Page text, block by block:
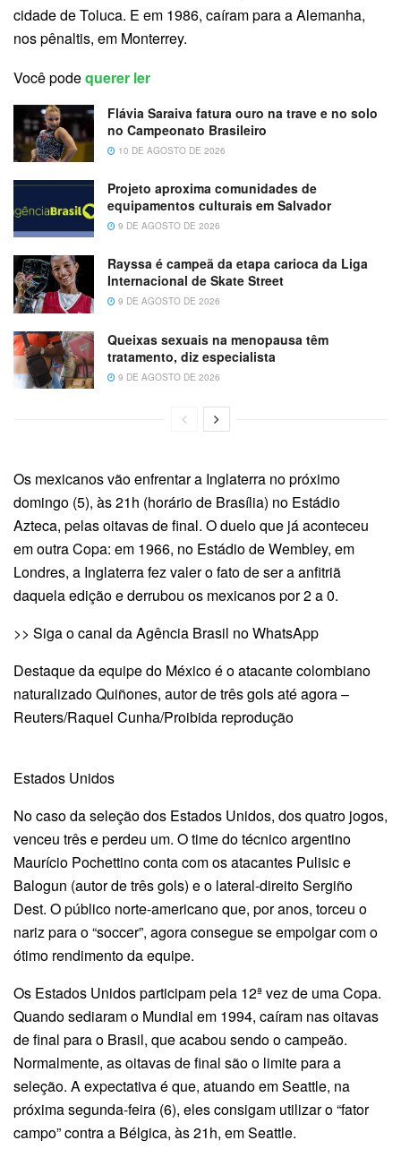
cidade de Toluca. E em 1986, caíram para a Alemanha,
nos pênaltis, em Monterrey.
Você podequerer ler
Flávia Saraiva fatura ouro na trave e no solo
no Campeonato Brasileiro
10 DE AGOSTO DE 2026
Projeto aproxima comunidades de
equipamentos culturais em Salvador
9 DE AGOSTO DE 2026
Rayssa é campeã da etapa carioca da Liga
Internacional de Skate Street
9 DE AGOSTO DE 2026
Queixas sexuais na menopausa têm
tratamento, diz especialista
9 DE AGOSTO DE 2026
Os mexicanos vão enfrentar a Inglaterra no próximo
domingo (5), às 21h (horário de Brasília) no Estádio
Azteca, pelas oitavas de final. O duelo que já aconteceu
em outra Copa: em 1966, no Estádio de Wembley, em
Londres, a Inglaterra fez valer o fato de ser a anfitriã
daquela edição e derrubou os mexicanos por 2 a 0.
>> Siga o canal da Agência Brasil no WhatsApp
Destaque da equipe do México é o atacante colombiano
naturalizado Quiñones, autor de três gols até agora –
Reuters/Raquel Cunha/Proibida reprodução
Estados Unidos
No caso da seleção dos Estados Unidos, dos quatro jogos,
venceu três e perdeu um. O time do técnico argentino
Maurício Pochettino conta com os atacantes Pulisic e
Balogun (autor de três gols) e o lateral-direito Sergiño
Dest. O público norte-americano que, por anos, torceu o
nariz para o “soccer”, agora consegue se empolgar com o
ótimo rendimento da equipe.
Os Estados Unidos participam pela 12ª vez de uma Copa.
Quando sediaram o Mundial em 1994, caíram nas oitavas
de final para o Brasil, que acabou sendo o campeão.
Normalmente, as oitavas de final são o limite para a
seleção. A expectativa é que, atuando em Seattle, na
próxima segunda-feira (6), eles consigam utilizar o “fator
campo” contra a Bélgica, às 21h, em Seattle.